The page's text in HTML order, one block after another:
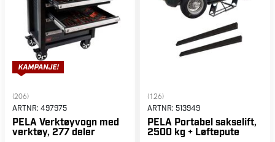
(206)
ARTNR: 497975
PELA Verktøyvogn med
verktøy, 277 deler
(126)
ARTNR: 513949
PELA Portabel sakselift,
2500 kg + Løftepute